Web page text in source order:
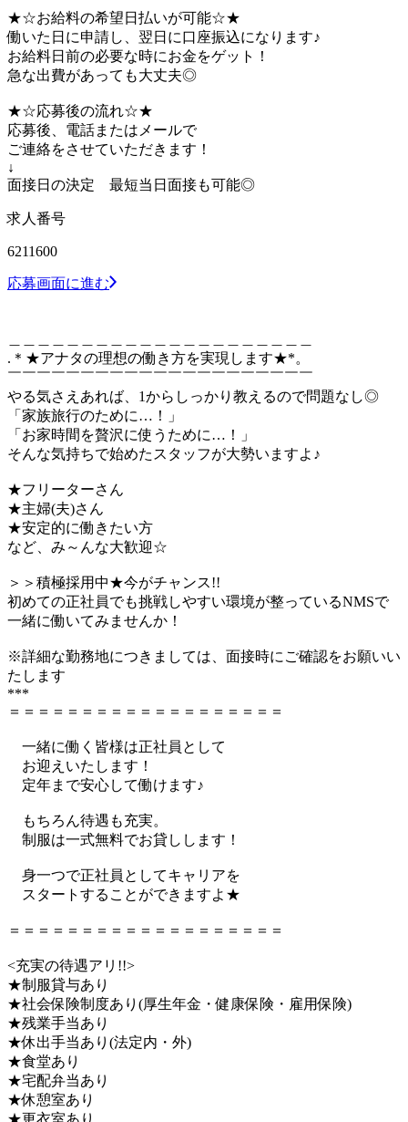
★☆お給料の希望日払いが可能☆★
働いた日に申請し、翌日に口座振込になります♪
お給料日前の必要な時にお金をゲット！
急な出費があっても大丈夫◎
★☆応募後の流れ☆★
応募後、電話またはメールで
ご連絡をさせていただきます！
↓
面接日の決定 最短当日面接も可能◎
求人番号
6211600
応募画面に進む
.＊★アナタの理想の働き方を実現します★*。
￣￣￣￣￣￣￣￣￣￣￣￣￣￣￣￣￣￣￣￣￣
やる気さえあれば、1からしっかり教えるので問題なし◎
「家族旅行のために…！」
「お家時間を贅沢に使うために…！」
そんな気持ちで始めたスタッフが大勢いますよ♪
★フリーターさん
★主婦(夫)さん
★安定的に働きたい方
など、み～んな大歓迎☆
＞＞積極採用中★今がチャンス!!
初めての正社員でも挑戦しやすい環境が整っているNMSで
一緒に働いてみませんか！
※詳細な勤務地につきましては、面接時にご確認をお願いい
たします
***
＝＝＝＝＝＝＝＝＝＝＝＝＝＝＝＝＝＝＝
一緒に働く皆様は正社員として
お迎えいたします！
定年まで安心して働けます♪
もちろん待遇も充実。
制服は一式無料でお貸しします！
身一つで正社員としてキャリアを
スタートすることができますよ★
＝＝＝＝＝＝＝＝＝＝＝＝＝＝＝＝＝＝＝
<充実の待遇アリ!!>
★制服貸与あり
★社会保険制度あり(厚生年金・健康保険・雇用保険)
★残業手当あり
★休出手当あり(法定内・外)
★食堂あり
★宅配弁当あり
★休憩室あり
★更衣室あり